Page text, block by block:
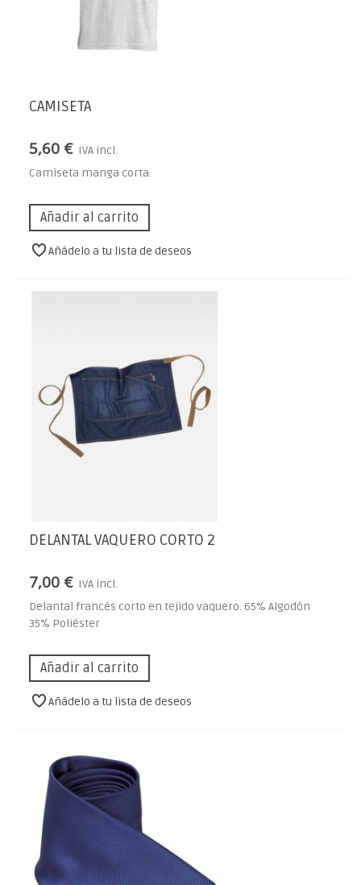
CAMISETA
5,60 € IVA incl.
Camiseta manga corta.
Añadir al carrito
Añádelo a tu lista de deseos
DELANTAL VAQUERO CORTO 2
7,00 € IVA incl.
Delantal francés corto en tejido vaquero. 65% Algodón
35% Poliéster
Añadir al carrito
Añádelo a tu lista de deseos